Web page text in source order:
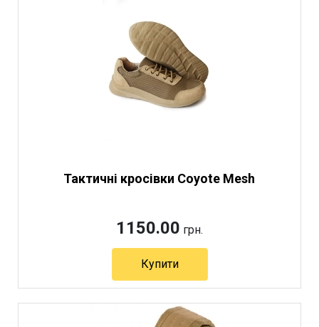
Тактичні кросівки Coyote Mesh
1150.00 грн.
Купити